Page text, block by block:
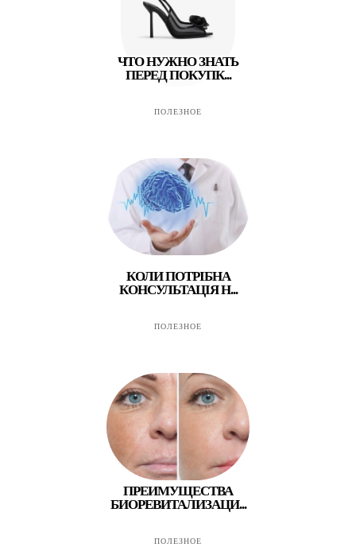
ЧТО НУЖНО ЗНАТЬ
ПЕРЕД ПОКУПК...
ПОЛЕЗНОЕ
КОЛИ ПОТРІБНА
КОНСУЛЬТАЦІЯ Н...
ПОЛЕЗНОЕ
ПРЕИМУЩЕСТВА
БИОРЕВИТАЛИЗАЦИ...
ПОЛЕЗНОЕ